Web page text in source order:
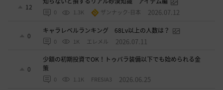
12
0 1.3K ザンナック-日本 2026.07.12
0
キャラレベルランキング 68Lv以上の人数は？
0 1K エレメル 2026.07.11
0
少額の初期投資でOK！トゥバラ装備以下でも始められる金
策
0 1.1K FRESIA3 2026.06.25